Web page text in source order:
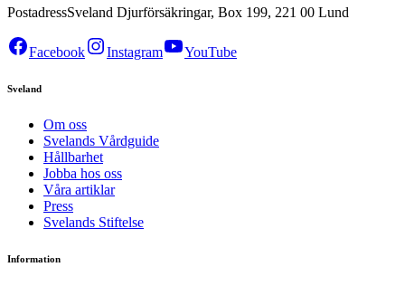
PostadressSveland Djurförsäkringar, Box 199, 221 00 Lund
Facebook Instagram YouTube
Sveland
Om oss
Svelands Vårdguide
Hållbarhet
Jobba hos oss
Våra artiklar
Press
Svelands Stiftelse
Information